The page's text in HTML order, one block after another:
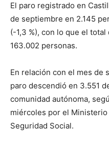
El paro registrado en
de septiembre en 2.145
(-1,3 %), con lo que el
163.002 personas.
En relación con el mes de
paro descendió en 3.551
comunidad autónoma,
miércoles por el
Seguridad Social.